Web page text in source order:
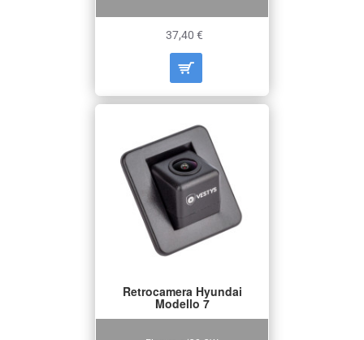
37,40 €
Retrocamera Hyundai
Modello 7